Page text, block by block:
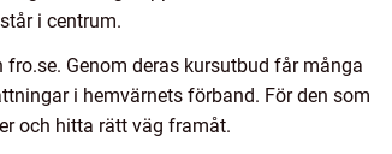
i centrum.
Genom deras kursutbud får många
i hemvärnets förband. För den som
och hitta rätt väg framåt.